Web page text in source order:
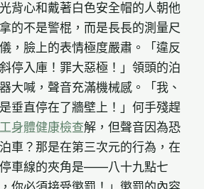
背心和戴著白色安全帽的人朝他
的不是警棍，而是長長的測量尺
，臉上的表情極度嚴肅。「違反
停入庫！罪大惡極！」領頭的泊
大喊，聲音充滿機械感。「我、
垂直停在了牆壁上！」何手殘趕
身體健康檢查解，但聲音因為恐
車？那是在第三次元的行為，在
車線的夾角是——八十九點七